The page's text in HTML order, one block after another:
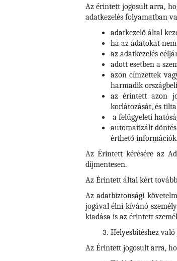
Az érintett jogosult arra,
adatkezelés folyamatban
adatkezelő által
ha az adatokat
az adatkezelés
adott esetben a
azon címzettek
harmadik
az érintett azon
korlátozását, és
a felügyeleti
automatizált
érthető
Az Érintett kérésére az
díjmentesen.
Az Érintett által kért
Az adatbiztonsági
jogával élni kívánó
kiadása is az érintett
Helyesbítéshez való
Az Érintett jogosult arra,